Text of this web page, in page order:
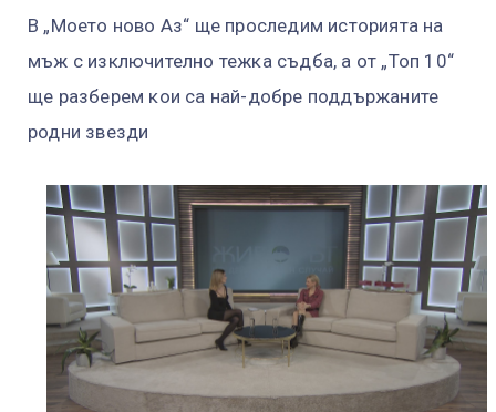
В „Моето ново Аз“ ще проследим историята на
мъж с изключително тежка съдба, а от „Топ 10“
ще разберем кои са най-добре поддържаните
родни звезди